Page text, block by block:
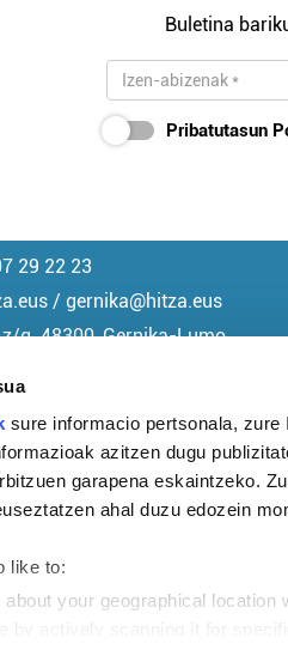
sure informacio pertsonala,
azitzen dugu
garapena eskaintzeko.
ahal duzu edozein
like to:
your geographical
Buletina
Pribatutasun
29 22 23
/ gernika@hitza.eus
g. 48300, Gernika-Lumo
politika